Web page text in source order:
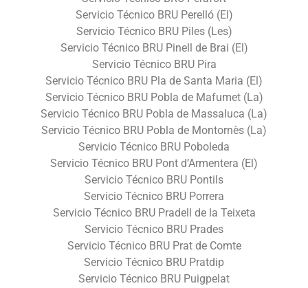
Servicio Técnico BRU Perelló (El)
Servicio Técnico BRU Piles (Les)
Servicio Técnico BRU Pinell de Brai (El)
Servicio Técnico BRU Pira
Servicio Técnico BRU Pla de Santa Maria (El)
Servicio Técnico BRU Pobla de Mafumet (La)
Servicio Técnico BRU Pobla de Massaluca (La)
Servicio Técnico BRU Pobla de Montornès (La)
Servicio Técnico BRU Poboleda
Servicio Técnico BRU Pont d’Armentera (El)
Servicio Técnico BRU Pontils
Servicio Técnico BRU Porrera
Servicio Técnico BRU Pradell de la Teixeta
Servicio Técnico BRU Prades
Servicio Técnico BRU Prat de Comte
Servicio Técnico BRU Pratdip
Servicio Técnico BRU Puigpelat